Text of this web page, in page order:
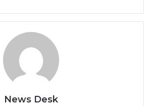
News Desk